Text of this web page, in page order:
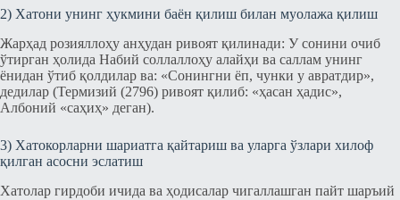
2) Хатони унинг ҳукмини баён қилиш билан муолажа қилиш
Жарҳад розияллоҳу анҳудан ривоят қилинади: У сонини очиб
ўтирган ҳолида Набий соллаллоҳу алайҳи ва саллам унинг
ёнидан ўтиб қолдилар ва: «Сонингни ёп, чунки у авратдир»,
дедилар (Термизий (2796) ривоят қилиб: «ҳасан ҳадис»,
Албоний «саҳиҳ» деган).
3) Хатокорларни шариатга қайтариш ва уларга ўзлари хилоф
қилган асосни эслатиш
Хатолар гирдоби ичида ва ҳодисалар чигаллашган пайт шаръий